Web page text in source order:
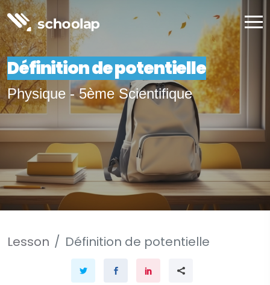
Définition de potentielle
Physique - 5ème Scientifique
Lesson Définition de potentielle